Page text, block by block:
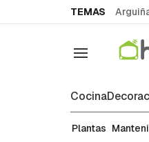
TEMAS
Navegación
Cocina
Plagas y
Plantas